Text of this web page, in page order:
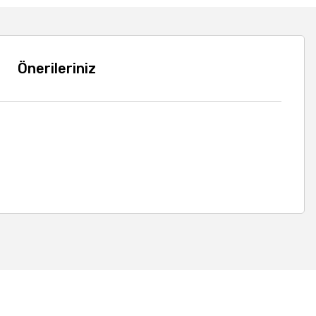
Önerileriniz